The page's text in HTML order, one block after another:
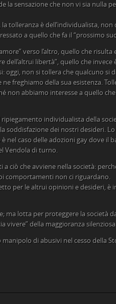
la sensazione che non vi sia nulla
tolleranza è dell’individualista, non
a quello che fa il “prossimo
verso l’altro, quello che risulta
dell’altrui libertà”, quello che invece
oggi, non si tollera che qualcuno si
freghiamo della sua esistenza.
non abbiamo interesse a quello
individualista della
soddisfazione dei nostri desideri. Lo
nel caso delle adozioni gay dove il
Vendola di turno.
a ciò che avviene nella società:
comportamenti non ci riguardano.
per le altrui opinioni e desideri, è
ma lotta per proteggere la società
vivere” della maggioranza
manipolo di abusivi nel cesso della